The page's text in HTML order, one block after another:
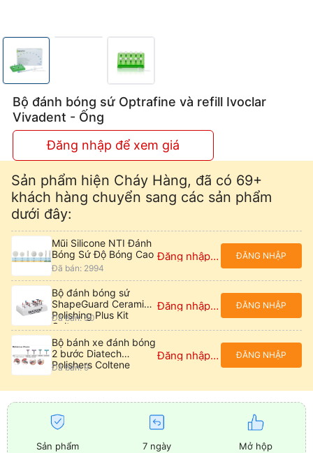
Bộ đánh bóng sứ Optrafine và refill Ivoclar
Vivadent - Ống
Đăng nhập để xem giá
Sản phẩm hiện Cháy Hàng, đã có 69+
khách hàng chuyển sang các sản phẩm
dưới đây:
Mũi Silicone NTI Đánh
Bóng Sứ Độ Bóng Cao
Đã bán: 2994
Đăng nhập để xem giá ĐĂNG NHẬP
Bộ đánh bóng sứ
ShapeGuard Ceramic
Polishing Plus Kit
Coltene
Đã bán: 30
Đăng nhập để xem giá ĐĂNG NHẬP
Bộ bánh xe đánh bóng
2 bước Diatech
Polishers Coltene
Đã bán: 9
Đăng nhập để xem giá ĐĂNG NHẬP
Sản phẩm
7 ngày
Mở hộp